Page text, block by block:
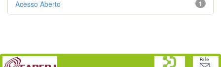
1
Acesso Aberto